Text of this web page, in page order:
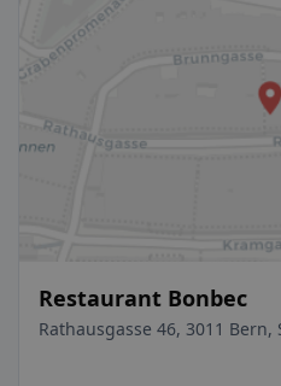
Restaurant Bonbec
Rathausgasse 46, 3011 Bern,